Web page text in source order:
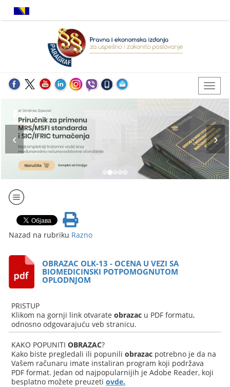
Nazad na rubriku Razno
OBRAZAC OLK-13 - OCENA U VEZI SA
BIOMEDICINSKI POTPOMOGNUTOM
OPLODNJOM
PRISTUP
Klikom na gornji link otvarateobrazac u PDF formatu,
odnosno odgovarajuću veb stranicu.
KAKO POPUNITIOBRAZAC?
Kako biste pregledali ili popuniliobrazac potrebno je da na
Vašem računaru imate instaliran program koji podržava
PDF format. Jedan od najpopularnijih je Adobe Reader, koji
besplatno možete preuzetiovde.